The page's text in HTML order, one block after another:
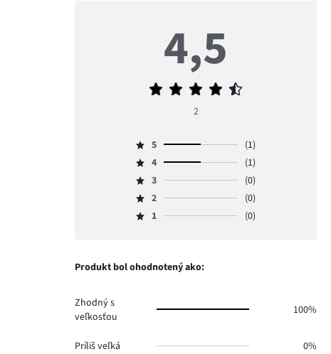
4,5
Priemerné
4,5
2
Hodnotenie
5,
počet
hlasov
5
(1)
Hodnotenie
4,
počet
hlasov
4
(1)
Hodnotenie
3,
počet
3
(0)
Hodnotenie
2,
0.
2
(0)
Hodnotenie
hlasov
1 (0)
Produkt bol ohodnotený ako:
Zhodný s
veľkosťou
100%
Príliš veľká 0%